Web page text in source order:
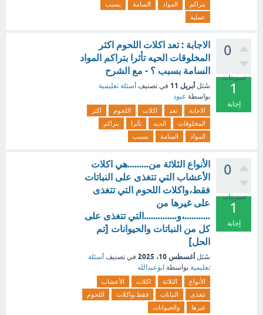
بتراكم
المواد السامة
بسبب
عملية
0
تصويتات
1
إجابة
الاجابة : تعد اكلات اللحوم اكثر
المخلوقات الحيه تأثرا بتراكم المواد
السامة بسبب ؟ - مع الشرح
سُئل أبريل 11 في تصنيف أسئلة تعليمية
بواسطة عبود
الاجابة تعد اكلات اللحوم
اكثر
المخلوقات
الحيه تأثرا
بتراكم
المواد
السامة بسبب
0
تصويتات
1
إجابة
الأنواع الثلاثة من.........هي اكلات
الأعشاب التي تتغذى على النباتات
فقط،واكلات اللحوم التي تتغذى
على غيرها من
...........،و..............التي تتغذى على
كل من النباتات والحيوانات [تم
الحل]
سُئل أغسطس 10، 2025 في تصنيف أسئلة
تعليمية بواسطة ابوعبدالله
الأنواع الثلاثة اكلات
الأعشاب
تتغذى
النباتات فقط،واكلات
اللحوم
غيرها
والحيوانات